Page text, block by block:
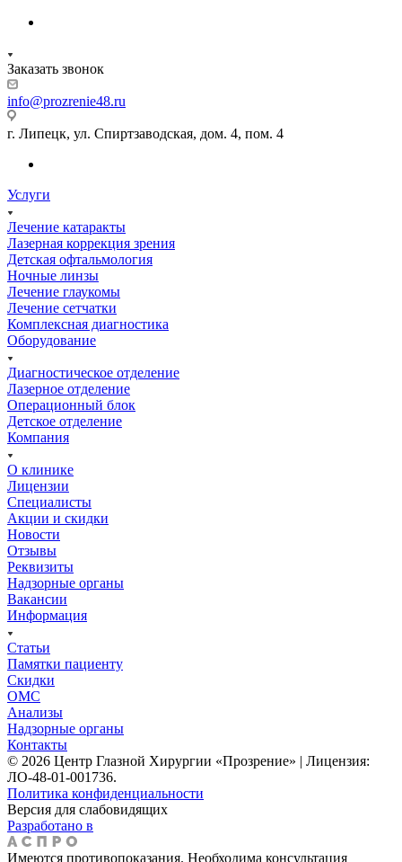
Заказать звонок
info@prozrenie48.ru
г. Липецк, ул. Спиртзаводская, дом. 4, пом. 4
Услуги
Лечение катаракты
Лазерная коррекция зрения
Детская офтальмология
Ночные линзы
Лечение глаукомы
Лечение сетчатки
Комплексная диагностика
Оборудование
Диагностическое отделение
Лазерное отделение
Операционный блок
Детское отделение
Компания
О клинике
Лицензии
Специалисты
Акции и скидки
Новости
Отзывы
Реквизиты
Надзорные органы
Вакансии
Информация
Статьи
Памятки пациенту
Скидки
ОМС
Анализы
Надзорные органы
Контакты
© 2026 Центр Глазной Хирургии «Прозрение» | Лицензия:
ЛО-48-01-001736.
Политика конфиденциальности
Версия для слабовидящих
Разработано в
Имеются противопоказания. Необходима консультация